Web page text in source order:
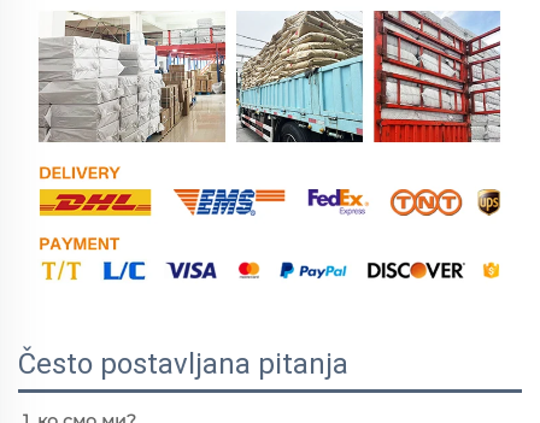
Često postavljana pitanja